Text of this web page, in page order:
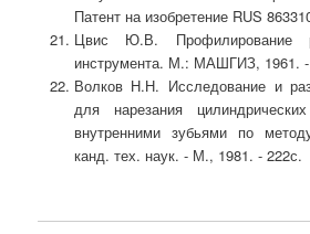
Патент на изобретение RUS
Цвис Ю.В. Профилирование
инструмента. М.: МАШГИЗ, 1961. -
Волков Н.Н. Исследование и
для нарезания
внутренними зубьями по
канд. тех. наук. - М., 1981. - 222с.